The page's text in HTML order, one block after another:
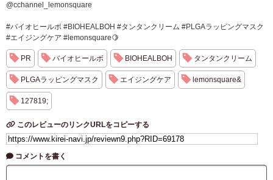
@cchannel_lemonsquare
#バイオヒールボ #BIOHEALBOH #タンタンクリーム #PLGAラッピングマスク
#エイジングケア #lemonsquare🍋
PR バイオヒールボ BIOHEALBOH タンタンクリーム
PLGAラッピングマスク エイジングケア lemonsquare&
127819;
このレビューのリンクURLをコピーする
コメントを書く